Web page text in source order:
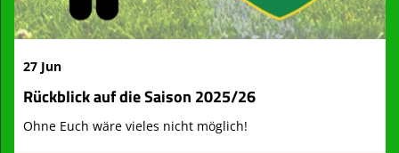
27 Jun
Rückblick auf die Saison 2025/26
Ohne Euch wäre vieles nicht möglich!